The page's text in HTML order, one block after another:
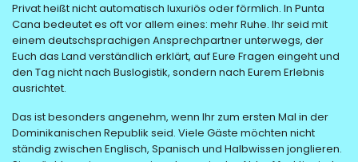
Privat heißt nicht automatisch luxuriös oder förmlich. In Punta
Cana bedeutet es oft vor allem eines: mehr Ruhe. Ihr seid mit
einem deutschsprachigen Ansprechpartner unterwegs, der
Euch das Land verständlich erklärt, auf Eure Fragen eingeht und
den Tag nicht nach Buslogistik, sondern nach Eurem Erlebnis
ausrichtet.
Das ist besonders angenehm, wenn Ihr zum ersten Mal in der
Dominikanischen Republik seid. Viele Gäste möchten nicht
ständig zwischen Englisch, Spanisch und Halbwissen jonglieren.